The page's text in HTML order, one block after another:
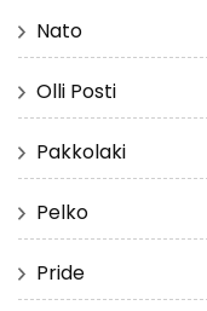
Nato
Olli Posti
Pakkolaki
Pelko
Pride